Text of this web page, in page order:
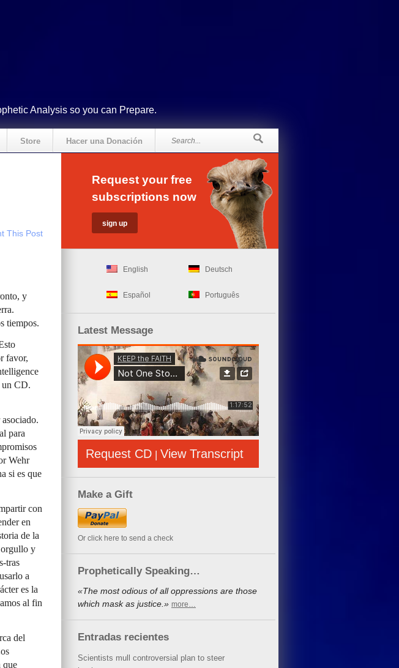
Analysis so you can Prepare.
Store Hacer una Donación
This Post
y
tiempos.
favor,
un CD.
para
Wehr
si es que
con
en
de la
orgullo y
tras
a
es la
al fin
del
que
Request your free
subscriptions now
English Deutsch
Español Português
Latest Message
Request CD | View Transcript
Make a Gift
Or click here to send a check
Prophetically Speaking…
«The most odious of all oppressions are those
which mask as justice.» more…
Entradas recientes
Scientists mull controversial plan to steer